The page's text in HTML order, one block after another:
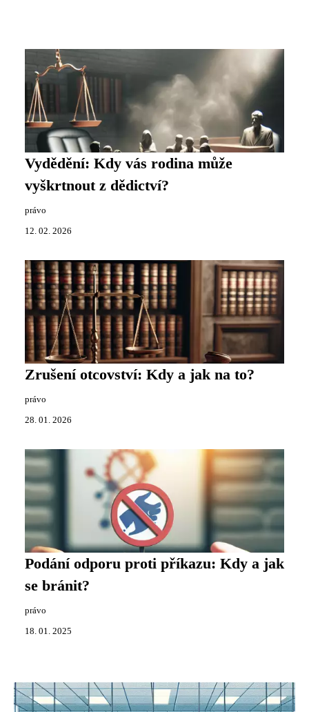
Vydědění: Kdy vás rodina může
vyškrtnout z dědictví?
právo
12. 02. 2026
Zrušení otcovství: Kdy a jak na to?
právo
28. 01. 2026
Podání odporu proti příkazu: Kdy a jak
se bránit?
právo
18. 01. 2025